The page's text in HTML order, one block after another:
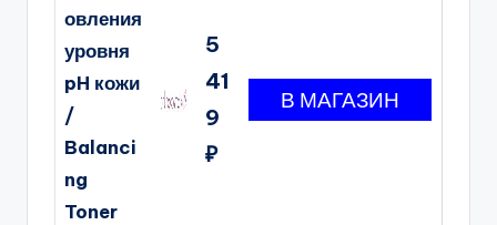
овления
уровня
pH кожи
/
Balanci
ng
Toner
5
41
9
₽